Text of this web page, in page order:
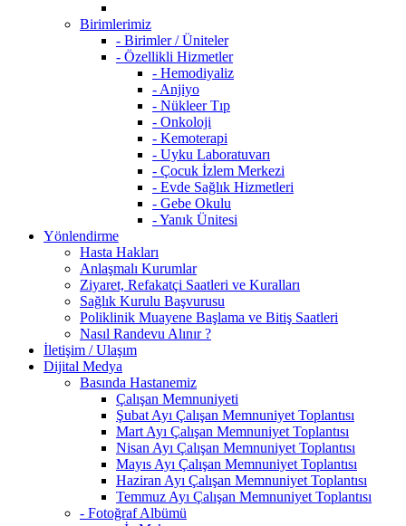
Birimlerimiz
- Birimler / Üniteler
- Özellikli Hizmetler
- Hemodiyaliz
- Anjiyo
- Nükleer Tıp
- Onkoloji
- Kemoterapi
- Uyku Laboratuvarı
- Çocuk İzlem Merkezi
- Evde Sağlık Hizmetleri
- Gebe Okulu
- Yanık Ünitesi
Yönlendirme
Hasta Hakları
Anlaşmalı Kurumlar
Ziyaret, Refakatçi Saatleri ve Kuralları
Sağlık Kurulu Başvurusu
Poliklinik Muayene Başlama ve Bitiş Saatleri
Nasıl Randevu Alınır ?
İletişim / Ulaşım
Dijital Medya
Basında Hastanemiz
Çalışan Memnuniyeti
Şubat Ayı Çalışan Memnuniyet Toplantısı
Mart Ayı Çalışan Memnuniyet Toplantısı
Nisan Ayı Çalışan Memnuniyet Toplantısı
Mayıs Ayı Çalışan Memnuniyet Toplantısı
Haziran Ayı Çalışan Memnuniyet Toplantısı
Temmuz Ayı Çalışan Memnuniyet Toplantısı
- Fotoğraf Albümü